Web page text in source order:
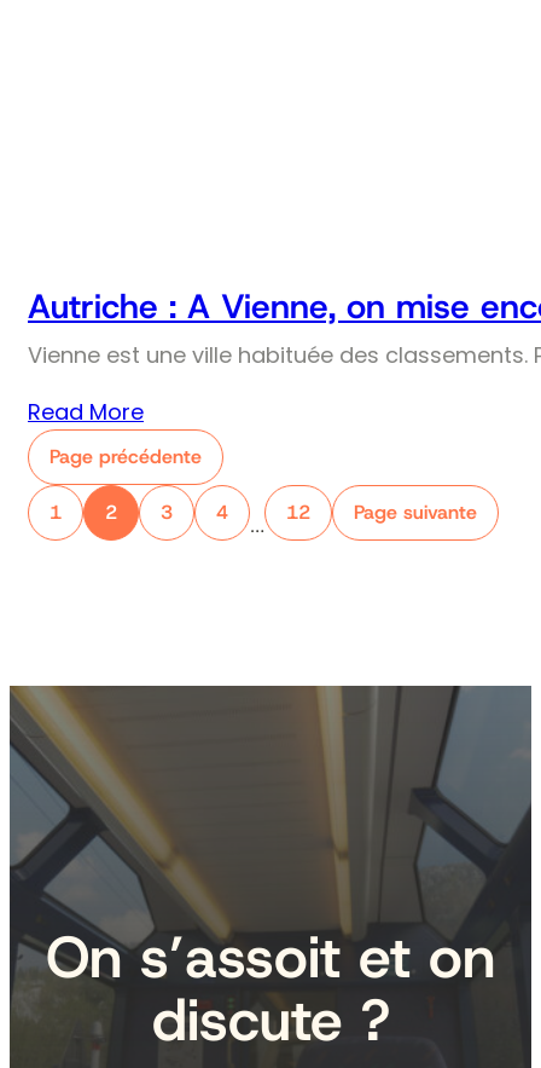
Autriche : A Vienne, on mise
Vienne est une ville habituée des
Read More
Page précédente
1 2 3 4
…
12 Page suivante
On s’assoit et on
discute ?